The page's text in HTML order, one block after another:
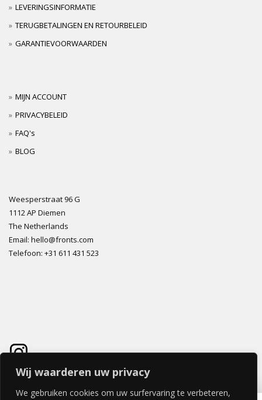
Wij waarderen uw privacy
We gebruiken cookies om uw surfervaring te verbeteren,
LEVERINGSINFORMATIE
TERUGBETALINGEN EN RETOURBELEID
GARANTIEVOORWAARDEN
MIJN ACCOUNT
PRIVACYBELEID
FAQ's
BLOG
Weesperstraat 96 G
1112 AP Diemen
The Netherlands
Email: hello@fronts.com
Telefoon: +31 611 431 523